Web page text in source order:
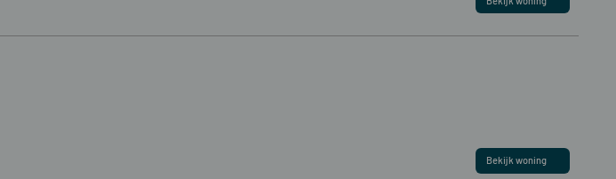
Bekijk woning